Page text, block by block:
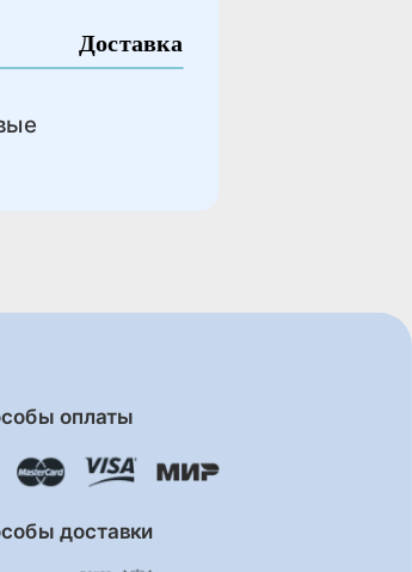
Доставка
оплаты
доставки